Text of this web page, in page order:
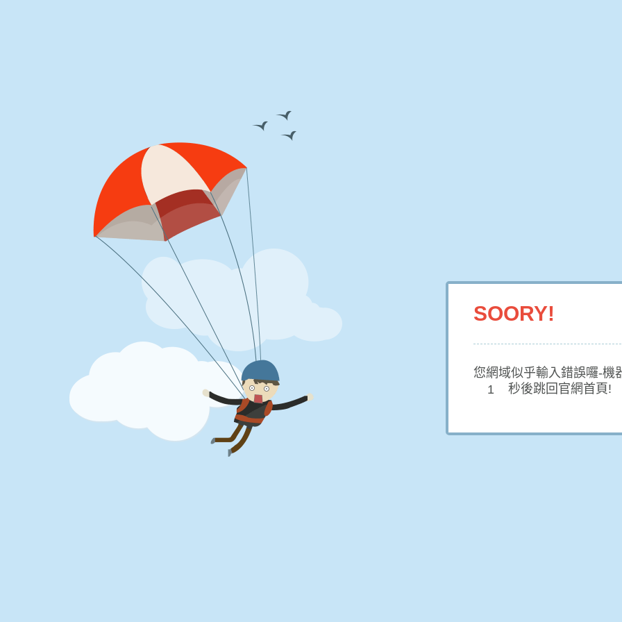
SOORY!
您網域似乎輸入錯誤囉-機
1
秒後跳回官網首頁!